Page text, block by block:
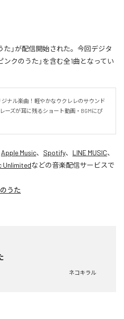
た」が配信開始された。今回デジタ
ンクのうた」を含む全1曲となってい
ジナル楽曲！軽やかなウクレレのサウンド
ーズが耳に残るショート動画・BGMにぴ
Apple Music、 Spotify、 LINE MUSIC、
Unlimitedなどの音楽配信サービスで
うた
ネコキラル